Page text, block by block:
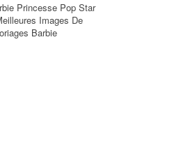
Princesse Pop Star
Images De
Barbie